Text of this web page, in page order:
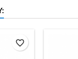
favorite_border